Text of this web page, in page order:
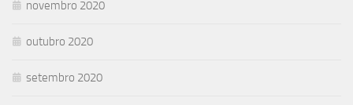
novembro 2020
outubro 2020
setembro 2020